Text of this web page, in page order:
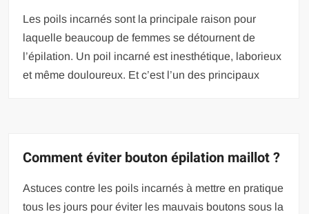
Les poils incarnés sont la principale raison pour
laquelle beaucoup de femmes se détournent de
l’épilation. Un poil incarné est inesthétique, laborieux
et même douloureux. Et c’est l’un des principaux
Comment éviter bouton épilation maillot ?
Astuces contre les poils incarnés à mettre en pratique
tous les jours pour éviter les mauvais boutons sous la